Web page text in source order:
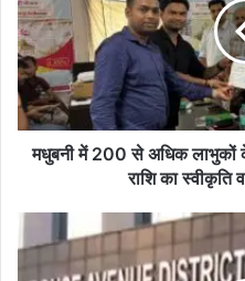
से
अधिक
लाभुकों
के
बीच
10
करोड़
ऋण
मधुबनी में 200 से अधिक
राशि का स्वीकृति
हर्ष